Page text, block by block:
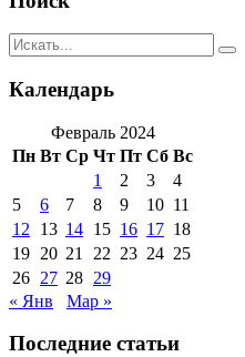
Календарь
Февраль 2024
Пн Вт Ср Чт Пт Сб Вс
1
2 3
4
5
6 7 8 9 10 11
12
13 14 15 16 17 18
19 20 21 22 23 24 25
26 27 28 29
« Янв
Мар »
Последние статьи